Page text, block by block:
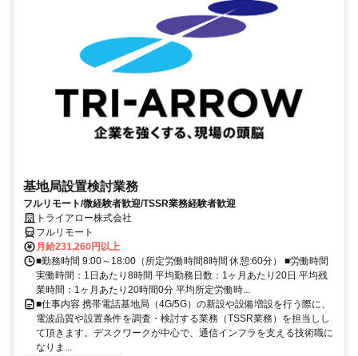
基地局設置検討業務
フルリモート/微経験者歓迎/TSSR業務経験者歓迎
トライアロー株式会社
フルリモート
月給231,260円以上
■勤務時間 9:00～18:00（所定労働時間8時間 休憩:60分） ■労働時間
実働時間：1日あたり8時間 平均勤務日数：1ヶ月あたり20日 平均残
業時間：1ヶ月あたり20時間0分 平均所定労働時...
■仕事内容 携帯電話基地局（4G/5G）の新設や設備増設を行う際に、
電波品質や設置条件を調査・検討する業務（TSSR業務）を担当しし
て頂きます。デスクワークが中心で、通信インフラを支える技術職に
なりま...